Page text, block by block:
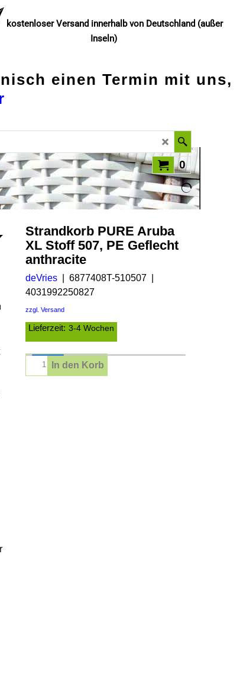
kostenloser Versand innerhalb von Deutschland (außer
Inseln)
einen Termin mit uns,
0
Strandkorb PURE Aruba
XL Stoff 507, PE Geflecht
anthracite
deVries
6877408T-510507
4031992250827
zzgl. Versand
Lieferzeit: 3-4 Wochen
In den Korb